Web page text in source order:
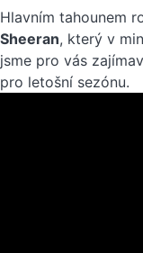
Hlavním tahounem
Sheeran, který v
jsme pro vás
pro letošní sezónu.